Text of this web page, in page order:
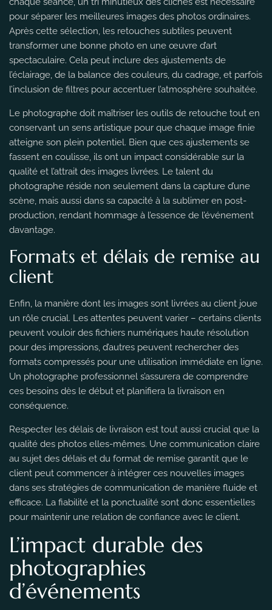
pour séparer les meilleures images des photos ordinaires.
Après cette sélection, les retouches subtiles peuvent
transformer une bonne photo en une œuvre d’art
spectaculaire. Cela peut inclure des ajustements de
l’éclairage, de la balance des couleurs, du cadrage, et parfois
l’inclusion de filtres pour accentuer l’atmosphère souhaitée.
Le photographe doit maîtriser les outils de retouche tout en
conservant un sens artistique pour que chaque image finie
atteigne son plein potentiel. Bien que ces ajustements se
fassent en coulisse, ils ont un impact considérable sur la
qualité et l’attrait des images livrées. Le talent du
photographe réside non seulement dans la capture d’une
scène, mais aussi dans sa capacité à la sublimer en post-
production, rendant hommage à l’essence de l’événement
davantage.
Formats et délais de remise au
client
Enfin, la manière dont les images sont livrées au client joue
un rôle crucial. Les attentes peuvent varier – certains clients
peuvent vouloir des fichiers numériques haute résolution
pour des impressions, d’autres peuvent rechercher des
formats compressés pour une utilisation immédiate en ligne.
Un photographe professionnel s’assurera de comprendre
ces besoins dès le début et planifiera la livraison en
conséquence.
Respecter les délais de livraison est tout aussi crucial que la
qualité des photos elles-mêmes. Une communication claire
au sujet des délais et du format de remise garantit que le
client peut commencer à intégrer ces nouvelles images
dans ses stratégies de communication de manière fluide et
efficace. La fiabilité et la ponctualité sont donc essentielles
pour maintenir une relation de confiance avec le client.
L’impact durable des
photographies
d’événements